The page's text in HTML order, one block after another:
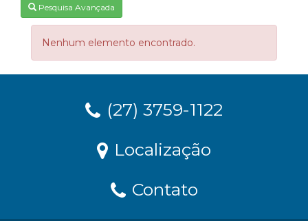
Pesquisa Avançada
Nenhum elemento encontrado.
(27) 3759-1122
Localização
Contato